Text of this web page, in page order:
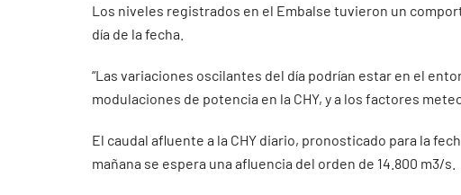
Los niveles registrados en el Embalse tuvieron un
día de la fecha.
“Las variaciones oscilantes del día podrían estar en el
modulaciones de potencia en la CHY, y a los factores
El caudal afluente a la CHY diario, pronosticado para la
mañana se espera una afluencia del orden de 14.800 m3/s.